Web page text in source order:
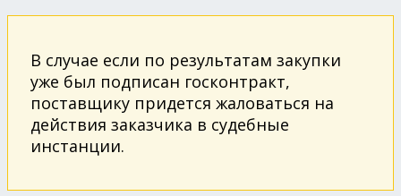
В случае если по результатам закупки
уже был подписан госконтракт,
поставщику придется жаловаться на
действия заказчика в судебные
инстанции.